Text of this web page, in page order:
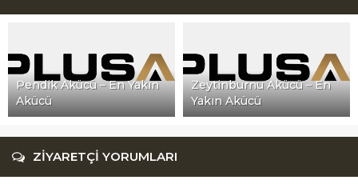
Pendik Akücü – En Yakın
Akücü
Zeytinburnu Akücü – En
Yakın Akücü
ZİYARETÇİ YORUMLARI